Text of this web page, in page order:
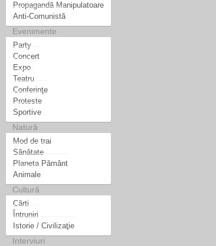
Propagandă Manipulatoare
Anti-Comunistă
Evenimente
Party
Concert
Expo
Teatru
Conferinţe
Proteste
Sportive
Natură
Mod de trai
Sănătate
Planeta Pământ
Animale
Cultură
Cărti
Întruniri
Istorie / Civilizaţie
Interviuri